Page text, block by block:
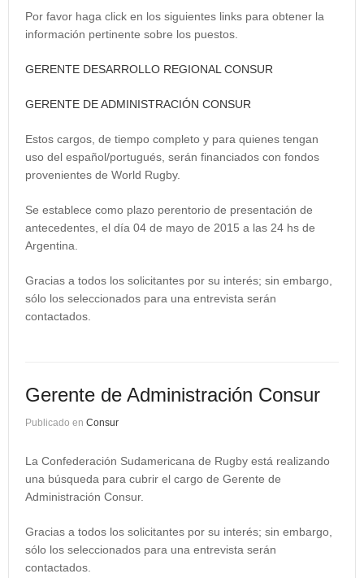
Por favor haga click en los siguientes links para obtener la
información pertinente sobre los puestos.
GERENTE DESARROLLO REGIONAL CONSUR
GERENTE DE ADMINISTRACIÓN CONSUR
Estos cargos, de tiempo completo y para quienes tengan
uso del español/portugués , serán financiados con fondos
provenientes de World Rugby.
Se establece como plazo perentorio de presentación de
antecedentes, el día 04 de mayo de 2015 a las 24 hs de
Argentina.
Gracias a todos los solicitantes por su interés; sin embargo,
sólo los seleccionados para una entrevista serán
contactados.
Gerente de Administración Consur
Publicado en Consur
La Confederación Sudamericana de Rugby está realizando
una búsqueda para cubrir el cargo de Gerente de
Administración Consur.
Gracias a todos los solicitantes por su interés; sin embargo,
sólo los seleccionados para una entrevista serán
contactados.